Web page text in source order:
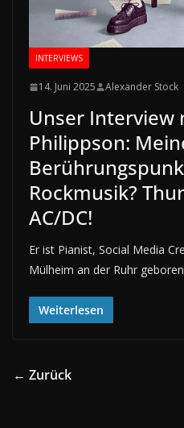
INTERVIEWS
14. Juni 2025 Alexander Stock
Unser Interview
Philippson:
Rockmusik?
AC/DC!
Er ist Pianist, Social Media
Mülheim an der Ruhr
Weiterlesen
← Zurück